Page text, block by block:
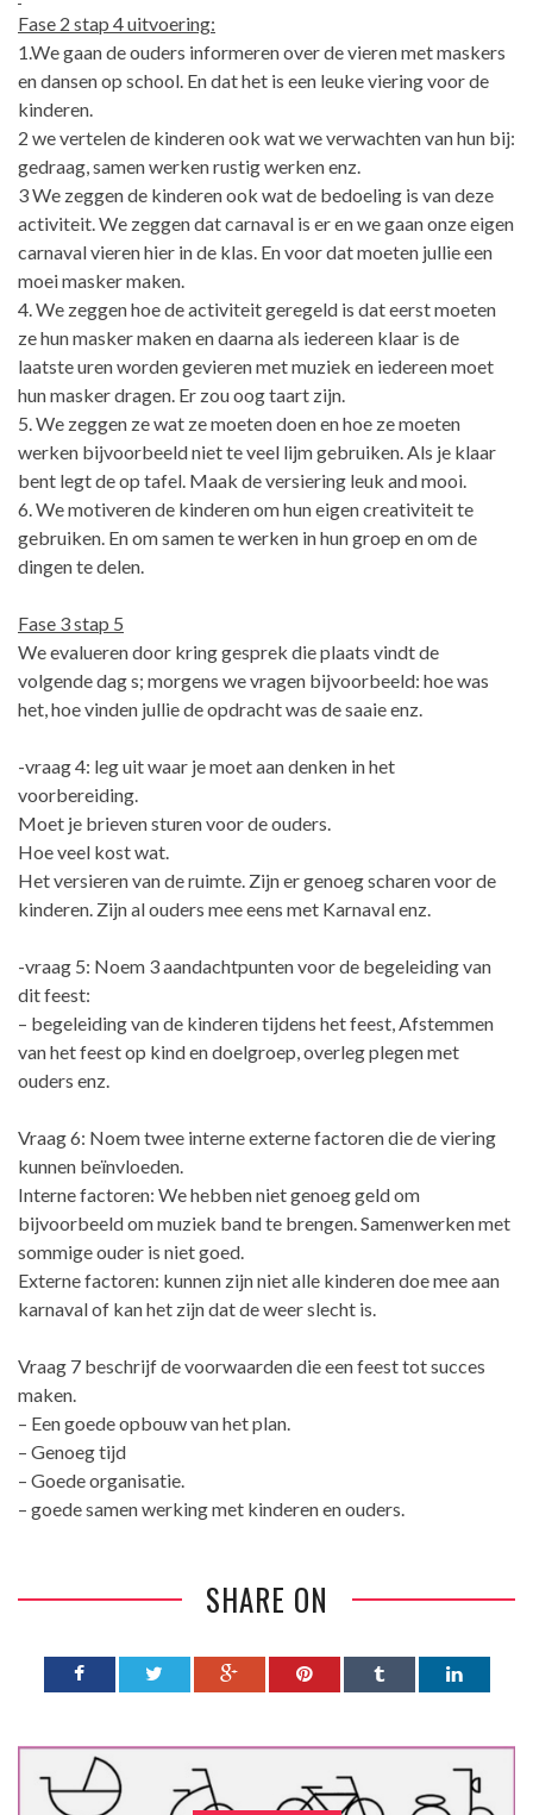
Fase 2 stap 4 uitvoering:
1.We gaan de ouders informeren over de vieren met maskers
en dansen op school. En dat het is een leuke viering voor de
kinderen.
2 we vertelen de kinderen ook wat we verwachten van hun bij:
gedraag, samen werken rustig werken enz.
3 We zeggen de kinderen ook wat de bedoeling is van deze
activiteit. We zeggen dat carnaval is er en we gaan onze eigen
carnaval vieren hier in de klas. En voor dat moeten jullie een
moei masker maken.
4. We zeggen hoe de activiteit geregeld is dat eerst moeten
ze hun masker maken en daarna als iedereen klaar is de
laatste uren worden gevieren met muziek en iedereen moet
hun masker dragen. Er zou oog taart zijn.
5. We zeggen ze wat ze moeten doen en hoe ze moeten
werken bijvoorbeeld niet te veel lijm gebruiken. Als je klaar
bent legt de op tafel. Maak de versiering leuk and mooi.
6. We motiveren de kinderen om hun eigen creativiteit te
gebruiken. En om samen te werken in hun groep en om de
dingen te delen.
Fase 3 stap 5
We evalueren door kring gesprek die plaats vindt de
volgende dag s; morgens we vragen bijvoorbeeld: hoe was
het, hoe vinden jullie de opdracht was de saaie enz.
-vraag 4: leg uit waar je moet aan denken in het
voorbereiding.
Moet je brieven sturen voor de ouders.
Hoe veel kost wat.
Het versieren van de ruimte. Zijn er genoeg scharen voor de
kinderen. Zijn al ouders mee eens met Karnaval enz.
-vraag 5: Noem 3 aandachtpunten voor de begeleiding van
dit feest:
– begeleiding van de kinderen tijdens het feest, Afstemmen
van het feest op kind en doelgroep, overleg plegen met
ouders enz.
Vraag 6: Noem twee interne externe factoren die de viering
kunnen beïnvloeden.
Interne factoren: We hebben niet genoeg geld om
bijvoorbeeld om muziek band te brengen. Samenwerken met
sommige ouder is niet goed.
Externe factoren: kunnen zijn niet alle kinderen doe mee aan
karnaval of kan het zijn dat de weer slecht is.
Vraag 7 beschrijf de voorwaarden die een feest tot succes
maken.
– Een goede opbouw van het plan.
– Genoeg tijd
– Goede organisatie.
– goede samen werking met kinderen en ouders.
SHARE ON